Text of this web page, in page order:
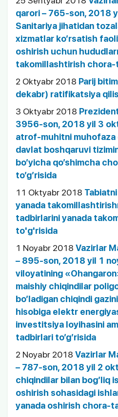
qarori – 765-son, 2018
Sanitariya jihatidan
xizmatlar ko’rsatish
oshirish uchun
takomillashtirish chora-
2 Oktyabr 2018 Parij
dekabr) ratifikatsiya
3 Oktyabr 2018
3956-son, 2018 yil 3
atrof-muhitni muhofaza
davlat boshqaruvi
bo’yicha qo’shimcha
to’g’risida
11 Oktyabr 2018
yanada
tadbirlarini yanada
to'g'risida
1 Noyabr 2018 Vazirlar
– 895-son, 2018 yil 1
viloyatining
maishiy chiqindilar
bo’ladigan chiqindi
hisobiga elektr
investitsiya loyihasini
tadbirlari to’g’risida
2 Noyabr 2018 Vazirlar
– 787-son, 2018 yil 2
chiqindilar bilan bog’liq
oshirish sohasidagi
yanada oshirish chora-